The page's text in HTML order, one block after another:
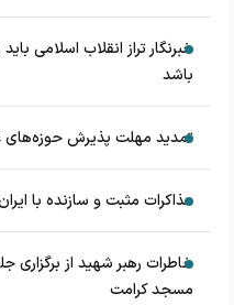
خبرنگار تراز انقلاب اسلامی
باشد
تمدید مهلت پذیرش حوزه‌های
مذاکرات مثبت و سازنده با
خاطرات رهبر شهید از برگزاری
مسجد کرامت